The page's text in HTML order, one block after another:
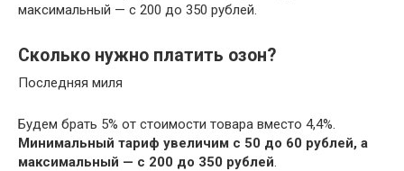
максимальный — с 200 до 350 рублей.
Сколько нужно платить озон?
Последняя миля
Будем брать 5% от стоимости товара вместо 4,4%.
Минимальный тариф увеличим с 50 до 60 рублей, а
максимальный — с 200 до 350 рублей.